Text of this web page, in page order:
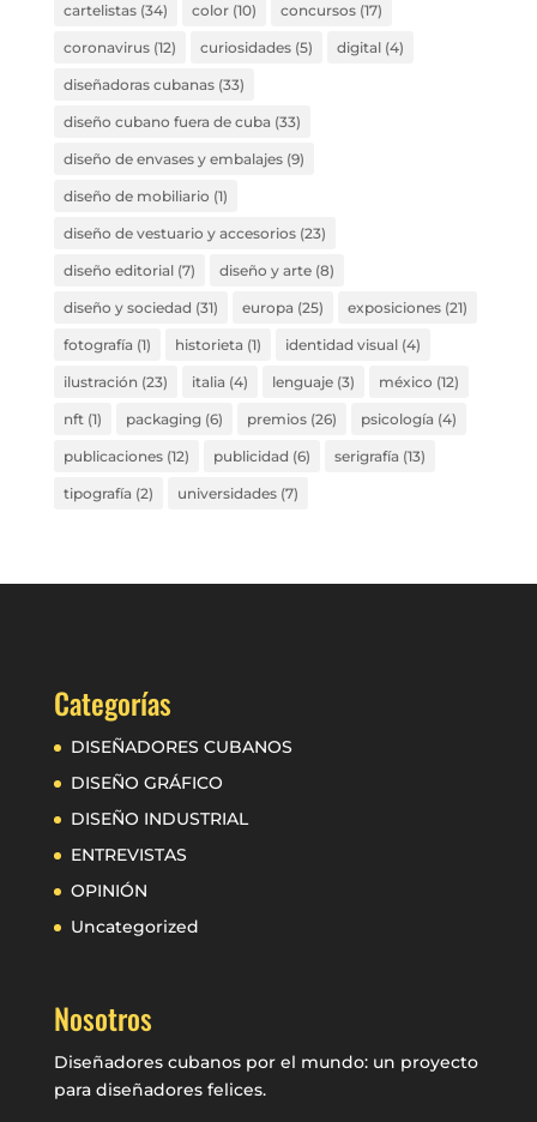
cartelistas(34) color(10) concursos(17)
coronavirus(12) curiosidades(5) digital(4)
diseñadoras cubanas(33)
diseño cubano fuera de cuba (33)
diseño de envases y embalajes(9)
diseño de mobiliario (1)
diseño de vestuario y accesorios(23)
diseño editorial(7) diseño y arte(8)
diseño y sociedad (31) europa (25) exposiciones(21)
fotografía (1) historieta (1) identidad visual(4)
ilustración (23) italia (4) lenguaje(3) méxico (12)
nft(1) packaging(6) premios(26) psicología (4)
publicaciones(12) publicidad (6) serigrafía (13)
tipografía (2) universidades(7)
Categorías
DISEÑADORES CUBANOS
DISEÑO GRÁFICO
DISEÑO INDUSTRIAL
ENTREVISTAS
OPINIÓN
Uncategorized
Nosotros
Diseñadores cubanos por el mundo: un proyecto
para diseñadores felices.